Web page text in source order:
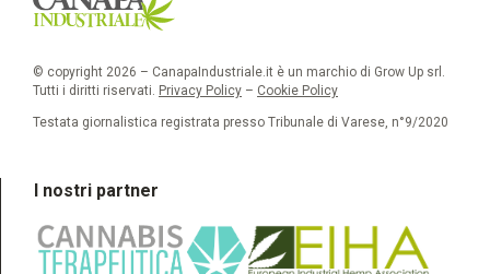
© copyright 2026 – CanapaIndustriale.it è un marchio di Grow Up srl.
Tutti i diritti riservati. Privacy Policy – Cookie Policy
Testata giornalistica registrata presso Tribunale di Varese, n°9/2020
I nostri partner